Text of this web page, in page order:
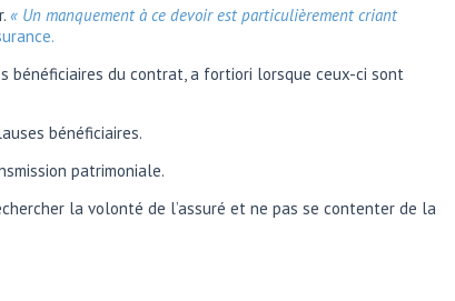
« Un manquement à ce devoir est particulièrement criant
bénéficiaires du contrat, a fortiori lorsque ceux-ci sont
bénéficiaires.
patrimoniale.
la volonté de l’assuré et ne pas se contenter de la